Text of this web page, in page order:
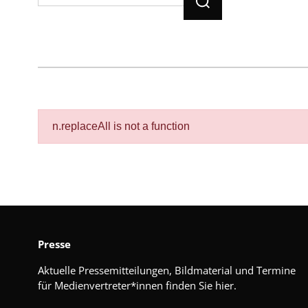
n.replaceAll is not a function
Presse
Aktuelle Pressemitteilungen, Bildmaterial und Termine
für Medienvertreter*innen finden Sie hier.